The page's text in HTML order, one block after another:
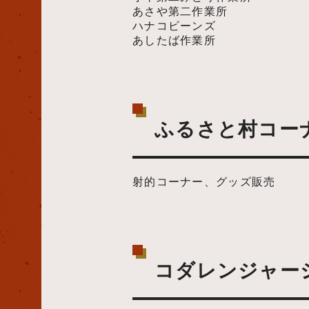
あさや第二作業所
ハナコビーンズ
あしたば作業所
ふるさと村コー
射的コーナー、グッズ販売
コダレンジャー